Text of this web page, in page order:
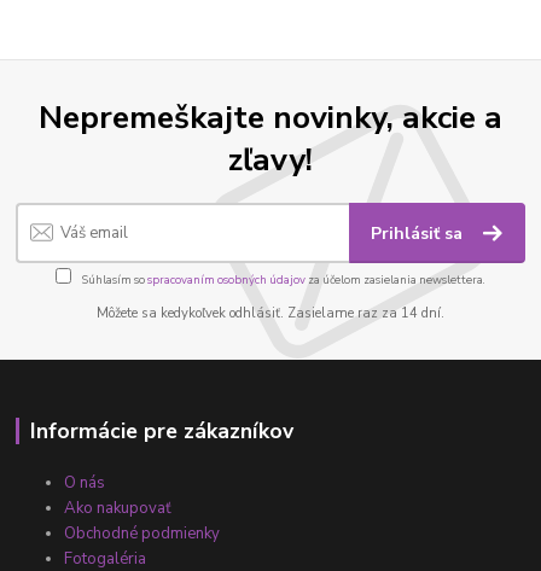
Nepremeškajte novinky, akcie a
zľavy!
Prihlásiť sa
Súhlasím sospracovaním osobných údajov za účelom zasielania newslettera.
Môžete sa kedykoľvek odhlásiť. Zasielame raz za 14 dní.
Informácie pre zákazníkov
O nás
Ako nakupovať
Obchodné podmienky
Fotogaléria